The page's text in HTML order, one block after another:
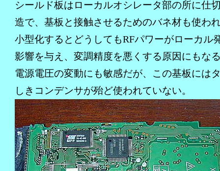
シールド板はローカルオシレータ部の所に仕
造で、基板と接触させるためのバネ材も使わ
小型化するとどうしてもRFパワーがローカル
影響を与え、変調精度を悪くする原因にもな
電源電圧の変動にも敏感だが、この基板には
しきコンデンサが殆ど使われていない。